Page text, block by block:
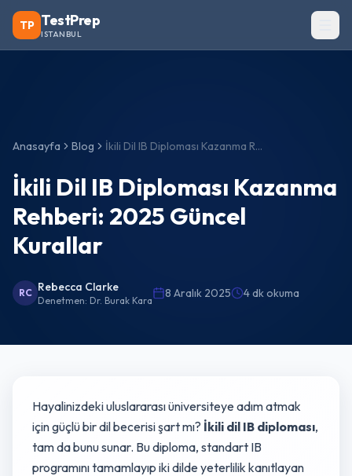
TP TestPrep
ISTANBUL
Anasayfa Blog İkili Dil IB Diploması Kazanma Rehberi: 2025 Güncel Kurallar
İkili Dil IB Diploması Kazanma
Rehberi: 2025 Güncel
Kurallar
RC Rebecca Clarke
Denetmen: Dr. Burak Kara
8 Aralık 2025 4 dk okuma
Hayalinizdeki uluslararası üniversiteye adım atmak
için güçlü bir dil becerisi şart mı? İkili dil IB diploması,
tam da bunu sunar. Bu diploma, standart IB
programını tamamlayıp iki dilde yeterlilik kanıtlayan